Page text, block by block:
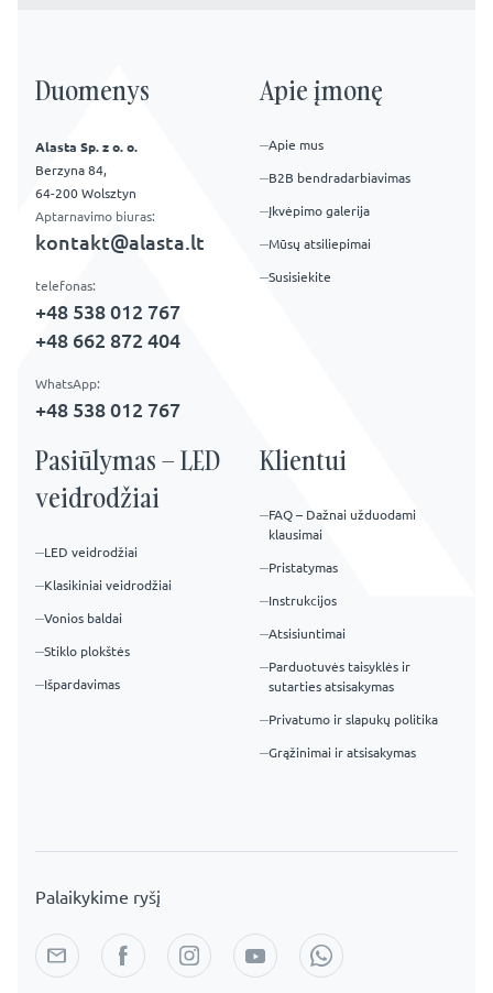
Apie įmonę
Apie mus
B2B bendradarbiavimas
Duomenys
telefonas:
+48 662 872 404
WhatsApp:
+48 538 012 767